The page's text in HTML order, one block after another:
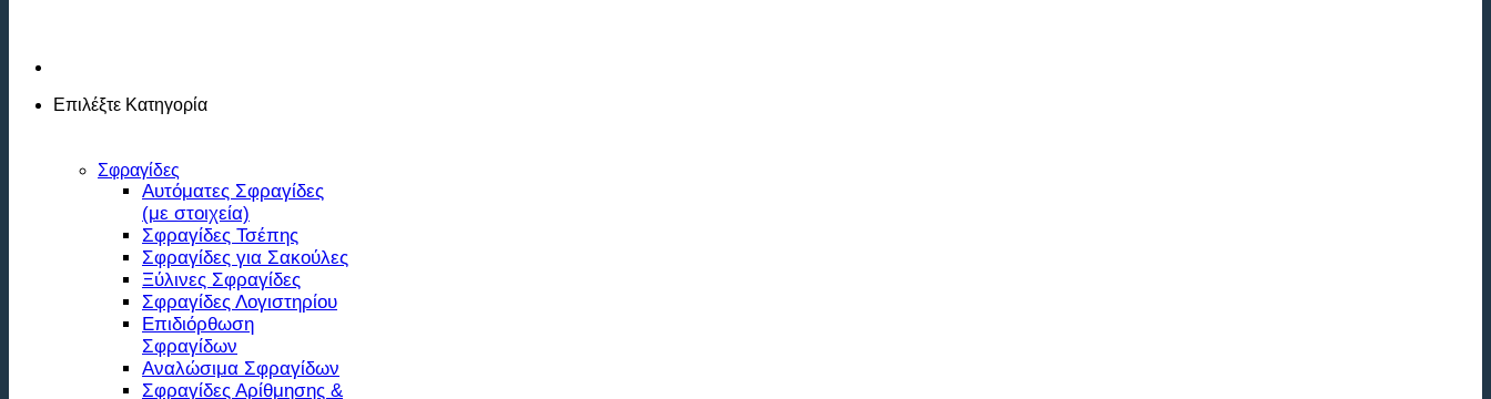
Επιλέξτε Κατηγορία
Σφραγίδες
Αυτόματες Σφραγίδες
(με στοιχεία)
Σφραγίδες Τσέπης
Σφραγίδες για Σακούλες
Ξύλινες Σφραγίδες
Σφραγίδες Λογιστηρίου
Επιδιόρθωση
Σφραγίδων
Αναλώσιμα Σφραγίδων
Σφραγίδες Αρίθμησης &